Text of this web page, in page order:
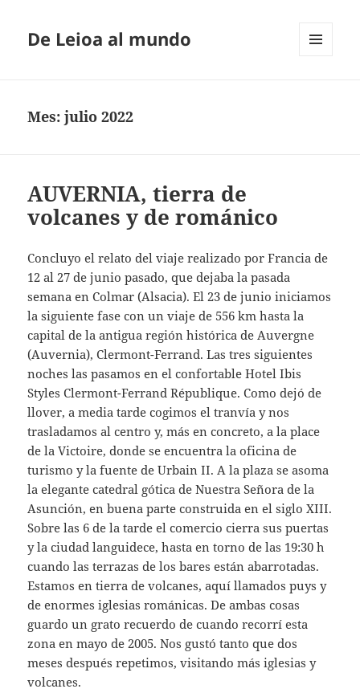
De Leioa al mundo
Mes:julio 2022
AUVERNIA, tierra de
volcanes y de románico
Concluyo el relato del viaje realizado por Francia de
12 al 27 de junio pasado, que dejaba la pasada
semana en Colmar (Alsacia). El 23 de junio iniciamos
la siguiente fase con un viaje de 556 km hasta la
capital de la antigua región histórica de Auvergne
(Auvernia), Clermont-Ferrand. Las tres siguientes
noches las pasamos en el confortable Hotel Ibis
Styles Clermont-Ferrand République. Como dejó de
llover, a media tarde cogimos el tranvía y nos
trasladamos al centro y, más en concreto, a la place
de la Victoire, donde se encuentra la oficina de
turismo y la fuente de Urbain II. A la plaza se asoma
la elegante catedral gótica de Nuestra Señora de la
Asunción, en buena parte construida en el siglo XIII.
Sobre las 6 de la tarde el comercio cierra sus puertas
y la ciudad languidece, hasta en torno de las 19:30 h
cuando las terrazas de los bares están abarrotadas.
Estamos en tierra de volcanes, aquí llamados puys y
de enormes iglesias románicas. De ambas cosas
guardo un grato recuerdo de cuando recorrí esta
zona en mayo de 2005. Nos gustó tanto que dos
meses después repetimos, visitando más iglesias y
volcanes.